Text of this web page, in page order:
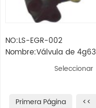
NO:LS-EGR-002
Nombre:Válvula de 4g63
Seleccionar
Primera Página <<